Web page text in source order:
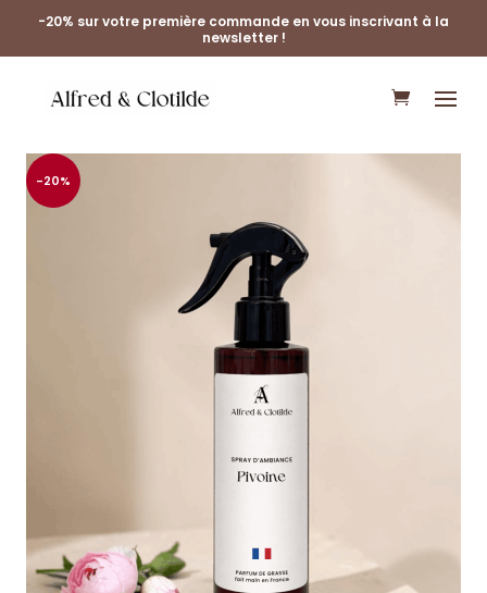
-20% sur votre première commande en vous inscrivant à la
newsletter !
-20%